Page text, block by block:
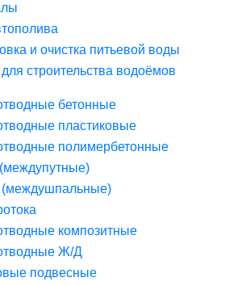
и очистка питьевой воды
строительства водоёмов
бетонные
пластиковые
полимербетонные
композитные
Ж/Д
подвесные